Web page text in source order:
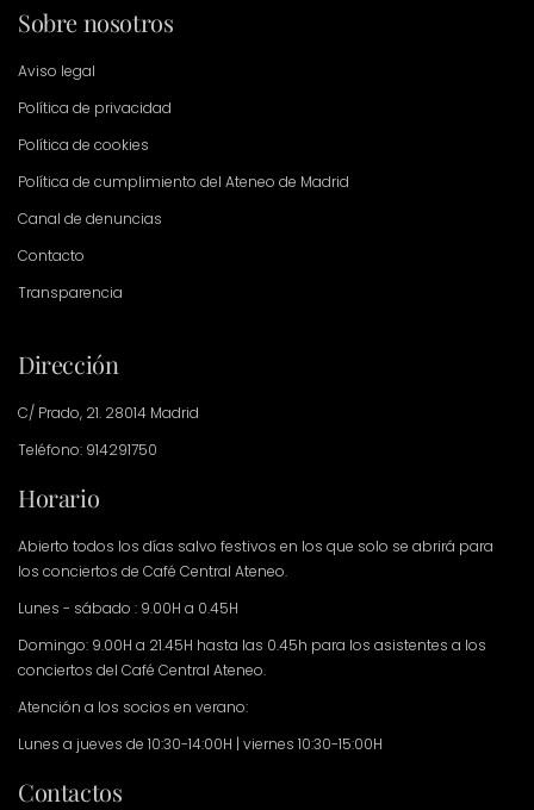
Sobre nosotros
Aviso legal
Política de privacidad
Política de cookies
Política de cumplimiento del Ateneo de Madrid
Canal de denuncias
Contacto
Transparencia
Dirección
C/ Prado, 21. 28014 Madrid
Teléfono: 914291750
Horario
Abierto todos los días salvo festivos en los que solo se abrirá para
los conciertos de Café Central Ateneo.
Lunes - sábado : 9.00H a 0.45H
Domingo: 9.00H a 21.45H hasta las 0.45h para los asistentes a los
conciertos del Café Central Ateneo.
Atención a los socios en verano:
Lunes a jueves de 10:30-14:00H | viernes 10:30-15:00H
Contactos